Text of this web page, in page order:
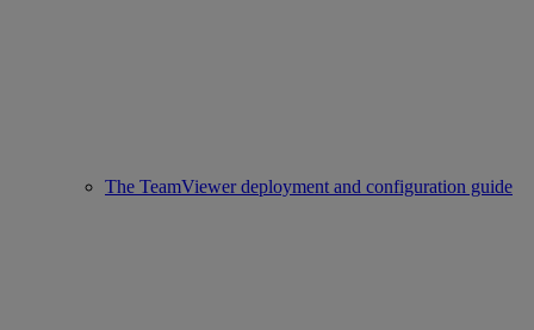
The TeamViewer deployment and configuration guide